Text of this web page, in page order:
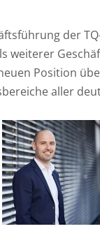
der
weiterer
Position
aller